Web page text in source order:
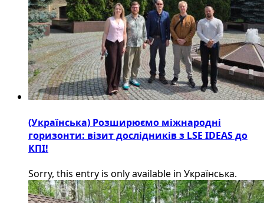
(Українська) Розширюємо міжнародні
горизонти: візит дослідників з LSE IDEAS до
КПІ!
Sorry, this entry is only available in Українська.